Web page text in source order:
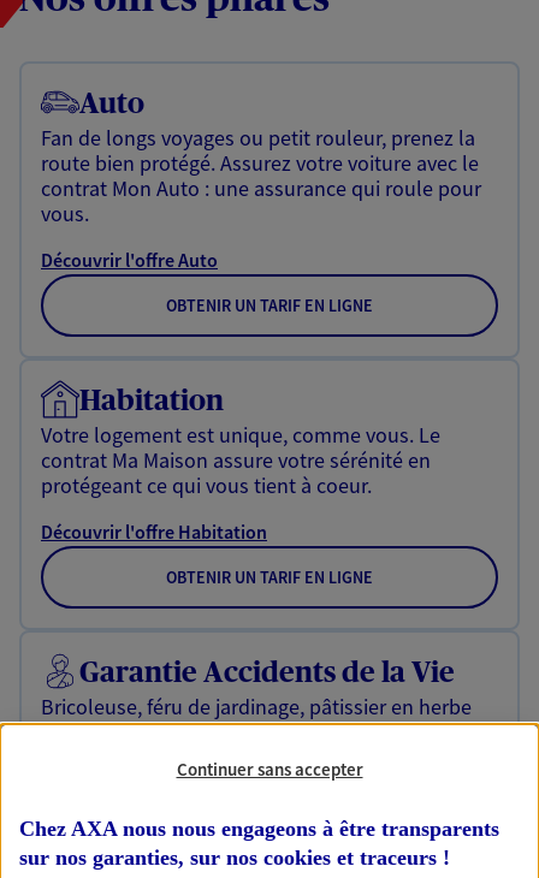
Auto
Fan de longs voyages ou petit rouleur, prenez la
route bien protégé. Assurez votre voiture avec le
contrat Mon Auto : une assurance qui roule pour
vous.
Découvrir l'offre Auto
OBTENIR UN TARIF EN LIGNE
Habitation
Votre logement est unique, comme vous. Le
contrat Ma Maison assure votre sérénité en
protégeant ce qui vous tient à coeur.
Découvrir l'offre Habitation
OBTENIR UN TARIF EN LIGNE
Garantie Accidents de la Vie
Bricoleuse, féru de jardinage, pâtissier en herbe
ou grande lectrice… personne n'est à l'abri d'un
accident du quotidien. Avec Ma Protection
Accident, protégez votre qualité de vie et vos
Découvrir l'offre Garantie Accidents de la Vie
Continuer sans accepter
Chez AXA nous nous engageons à être transparents
sur nos garanties, sur nos cookies et traceurs !